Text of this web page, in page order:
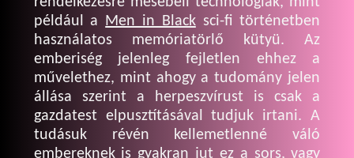
például a Men in Blacksci-fi történetben
használatos memóriatörlő kütyü. Az
emberiség jelenleg fejletlen ehhez a
művelethez, mint ahogy a tudomány jelen
állása szerint a herpeszvírust is csak a
gazdatest elpusztításával tudjuk irtani. A
tudásuk révén kellemetlenné váló
embereknek is gyakran jut ez a sors, vagy